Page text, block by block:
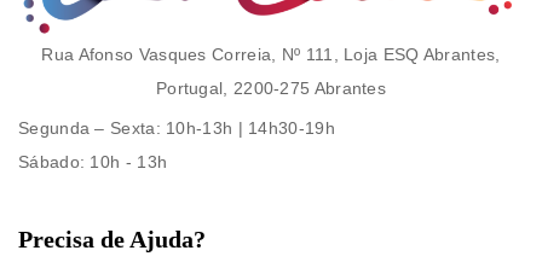
Rua Afonso Vasques Correia, Nº 111, Loja ESQ Abrantes,
Portugal, 2200-275 Abrantes
Segunda – Sexta: 10h-13h | 14h30-19h
Sábado: 10h - 13h
Precisa de Ajuda?